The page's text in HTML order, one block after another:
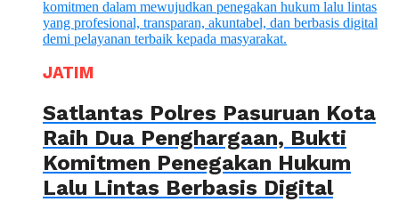
JATIM
Satlantas Polres Pasuruan Kota
Raih Dua Penghargaan, Bukti
Komitmen Penegakan Hukum
Lalu Lintas Berbasis Digital